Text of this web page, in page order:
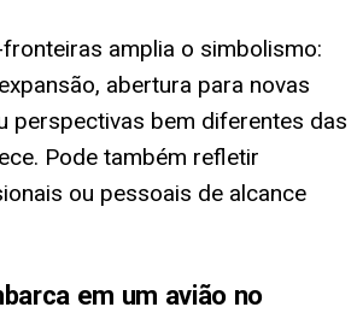
amplia o simbolismo:
abertura para novas
perspectivas bem diferentes das
Pode também refletir
ou pessoais de alcance
em um avião no